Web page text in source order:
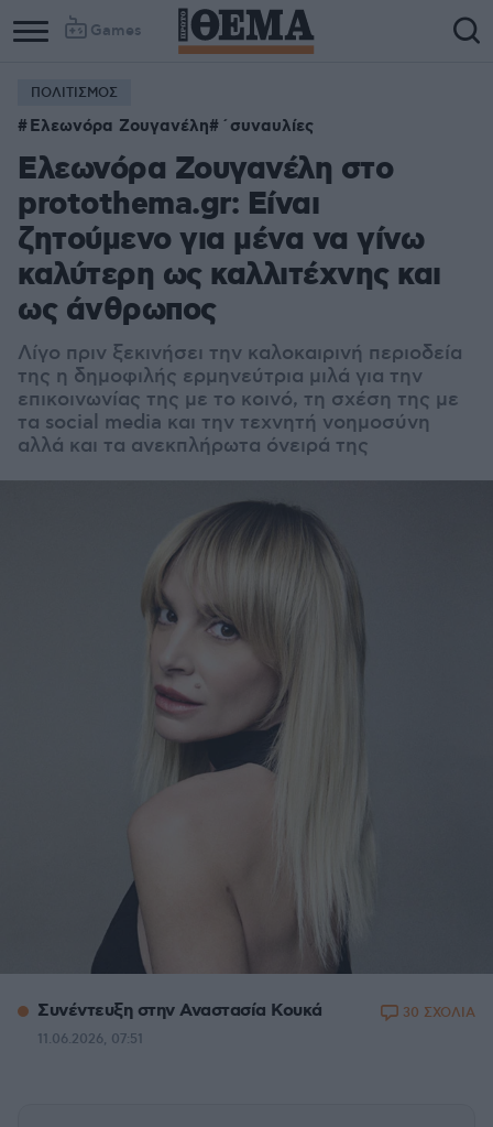
Games
Column
1
Column
2
ΠΟΛΙΤΙΣΜΟΣ
Ελεωνόρα Ζουγανέλη ΄συναυλίες
Ελεωνόρα Ζουγανέλη στο
protothema.gr: Είναι
ζητούμενο για μένα να γίνω
καλύτερη ως καλλιτέχνης και
ως άνθρωπος
Λίγο πριν ξεκινήσει την καλοκαιρινή περιοδεία
της η δημοφιλής ερμηνεύτρια μιλά για την
επικοινωνίας της με το κοινό, τη σχέση της με
τα social media και την τεχνητή νοημοσύνη
αλλά και τα ανεκπλήρωτα όνειρά της
Συνέντευξη στην Αναστασία Κουκά
11.06.2026, 07:51
30 ΣΧΟΛΙΑ